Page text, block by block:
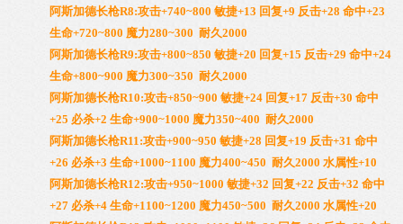
阿斯加德长枪R8:攻击+740~800 敏捷+13 回复+9 反击+28 命中+23
生命+720~800 魔力280~300 耐久2000
阿斯加德长枪R9:攻击+800~850 敏捷+20 回复+15 反击+29 命中+24
生命+800~900 魔力300~350 耐久2000
阿斯加德长枪R10:攻击+850~900 敏捷+24 回复+17 反击+30 命中
+25 必杀+2 生命+900~1000 魔力350~400 耐久2000
阿斯加德长枪R11:攻击+900~950 敏捷+28 回复+19 反击+31 命中
+26 必杀+3 生命+1000~1100 魔力400~450 耐久2000 水属性+10
阿斯加德长枪R12:攻击+950~1000 敏捷+32 回复+22 反击+32 命中
+27 必杀+4 生命+1100~1200 魔力450~500 耐久2000 水属性+20